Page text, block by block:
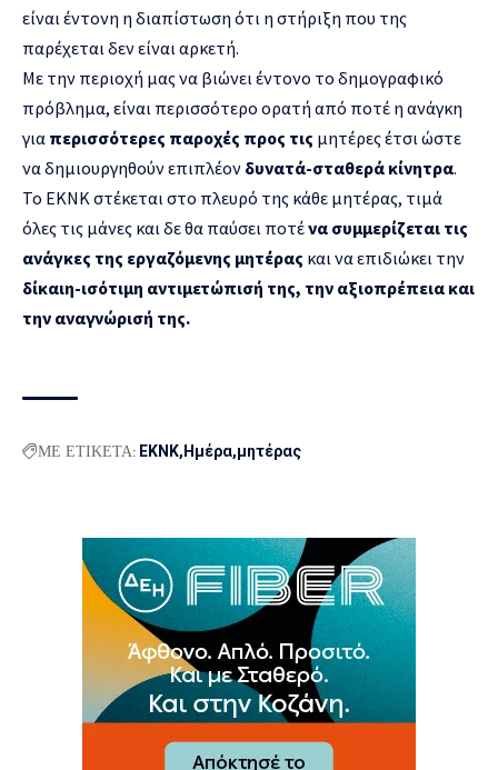
είναι έντονη η διαπίστωση ότι η στήριξη που της
παρέχεται δεν είναι αρκετή.
Με την περιοχή μας να βιώνει έντονο το δημογραφικό
πρόβλημα, είναι περισσότερο ορατή από ποτέ η ανάγκη
για περισσότερες παροχές προς τις μητέρες έτσι ώστε
να δημιουργηθούν επιπλέον δυνατά-σταθερά κίνητρα.
Το ΕΚΝΚ στέκεται στο πλευρό της κάθε μητέρας, τιμά
όλες τις μάνες και δε θα παύσει ποτένα συμμερίζεται τις
ανάγκες της εργαζόμενης μητέρας και να επιδιώκει την
δίκαιη-ισότιμη αντιμετώπισή της, την αξιοπρέπεια και
την αναγνώρισή της.
ΜΕ ΕΤΙΚΕΤΑ: ΕΚΝΚ Ημέρα μητέρας